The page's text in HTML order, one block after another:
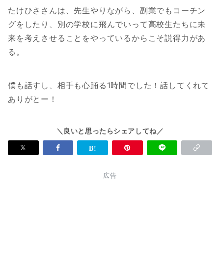
たけひささんは、先生やりながら、副業でもコーチン
グをしたり、別の学校に飛んでいって高校生たちに未
来を考えさせることをやっているからこそ説得力があ
る。
僕も話すし、相手も心踊る1時間でした！話してくれて
ありがとー！
＼良いと思ったらシェアしてね／
広告